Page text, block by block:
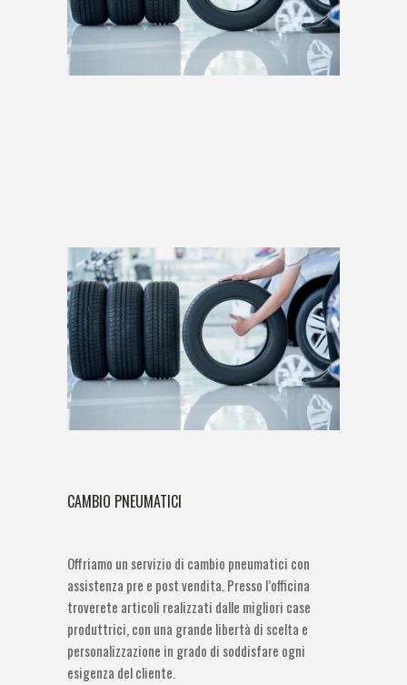
CAMBIO PNEUMATICI
Offriamo un servizio di cambio pneumatici con
assistenza pre e post vendita. Presso l’officina
troverete articoli realizzati dalle migliori case
produttrici, con una grande libertà di scelta e
personalizzazione in grado di soddisfare ogni
esigenza del cliente.